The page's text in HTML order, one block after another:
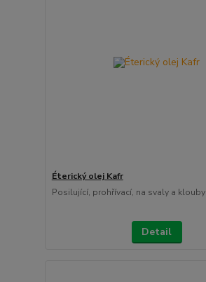
Éterický olej Kafr
Posilující, prohřívací, na svaly a klouby
Detail